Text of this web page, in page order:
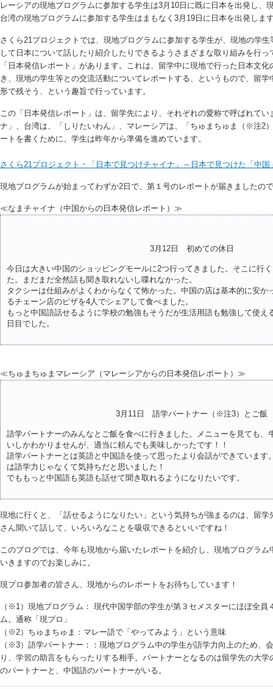
レーシアの現地プログラムに参加する学生は3月10日に既に日本を出発し、
台湾の現地プログラムに参加する学生はまもなく3月19日に日本を出発しま
さくら21プロジェクトでは、現地プログラムに参加する学生が、現地の学
して日本について話したり紹介したりできるようさまざまな取り組みを行
「日本発信レポート」があります。これは、留学中に現地で行った日本文
き、現地の学生等との交流活動についてレポートする、というもので、留
形で残そう、という趣旨で行っています。
この「日本発信レポート」は、留学先により、それぞれの愛称で呼ばれて
ナ」、台湾は、「しりたいわん」、マレーシアは、「ちゅまちゅま（※注2
ートを書くために、学生は昨年から準備を進めています。
さくら21プロジェクト・「日本で見つけチャイナ」～日本で見つけた「中国
現地プログラムが始まってわずか2日で、第１号のレポートが届きましたの
≪なまチャイナ（中国からの日本発信レポート）≫
3月12日 初めての休日
今日は大きい中国のショッピングモールに2つ行ってきました。そこに行
た。まだまだ全然話も聞き取れないし喋れなかった。
タクシーは仕組みがよくわからなくて怖かった。中国の店は基本的に安か
るチェーン店のピザを4人でシェアして食べました。
もっと中国語話せるように学校の勉強もそうだが生活用語も勉強して使え
日目でした。
≪ちゅまちゅまマレーシア（マレーシアからの日本発信レポート）≫
3月11日 語学パートナー（※注3）とご飯
語学パートナーのみんなとご飯を食べに行きました。メニューを見ても、
いしかわかりませんが、適当に頼んでも美味しかったです！！
語学パートナーとは英語と中国語を使って思ったより会話ができています
は語学力じゃなくて気持ちだと思いました！
でももっと中国語も英語も話せて聞き取れるようになりたいです。
現地に行くと、「話せるようになりたい」という気持ちが強まるのは、留
さん聞いて話して、いろいろなことを吸収できるといいですね！
このブログでは、今年も現地から届いたレポートを紹介し、現地プログラ
いきますのでお楽しみに。
現プロ参加者の皆さん、現地からのレポートをお待ちしています！
（※1）現地プログラム： 現代中国学部の学生が第３セメスターにほぼ全員
ム。通称「現プロ」
（※2）ちゅまちゅま：マレー語で「やってみよう」という意味
（※3）語学パートナー：：現地プログラム中の学生が語学力向上のため、
り、学習の助言をもらったりする相手。パートナーとなるのは留学先の大
のパートナーと、中国語のパートナーがいる。